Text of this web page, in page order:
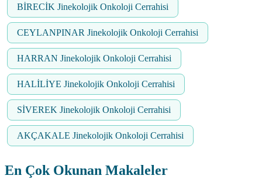
BİRECİK Jinekolojik Onkoloji Cerrahisi
CEYLANPINAR Jinekolojik Onkoloji Cerrahisi
HARRAN Jinekolojik Onkoloji Cerrahisi
HALİLİYE Jinekolojik Onkoloji Cerrahisi
SİVEREK Jinekolojik Onkoloji Cerrahisi
AKÇAKALE Jinekolojik Onkoloji Cerrahisi
En Çok Okunan Makaleler